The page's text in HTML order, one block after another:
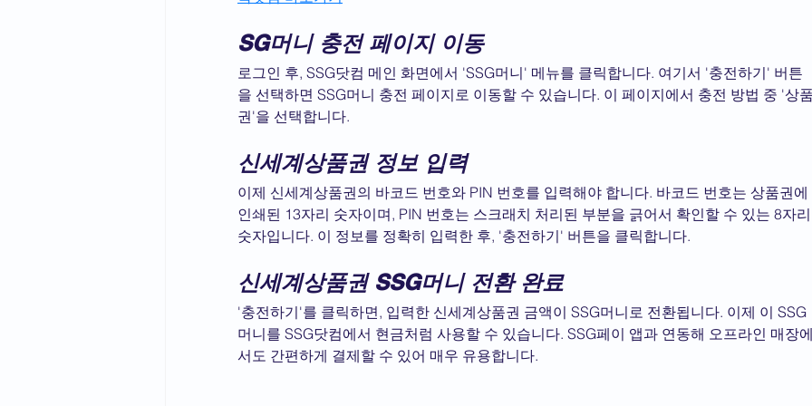
SG머니 충전 페이지 이동
로그인 후, SSG닷컴 메인 화면에서 'SSG머니' 메뉴를 클릭합니다. 여기서 '충전하기' 버튼
을 선택하면 SSG머니 충전 페이지로 이동할 수 있습니다. 이 페이지에서 충전 방법 중 '상품
권'을 선택합니다.
신세계상품권 정보 입력
이제 신세계상품권의 바코드 번호와 PIN 번호를 입력해야 합니다. 바코드 번호는 상품권에
인쇄된 13자리 숫자이며, PIN 번호는 스크래치 처리된 부분을 긁어서 확인할 수 있는 8자리
숫자입니다. 이 정보를 정확히 입력한 후, '충전하기' 버튼을 클릭합니다.
신세계상품권 SSG머니 전환 완료
'충전하기'를 클릭하면, 입력한 신세계상품권 금액이 SSG머니로 전환됩니다. 이제 이 SSG
머니를 SSG닷컴에서 현금처럼 사용할 수 있습니다. SSG페이 앱과 연동해 오프라인 매장에
서도 간편하게 결제할 수 있어 매우 유용합니다.